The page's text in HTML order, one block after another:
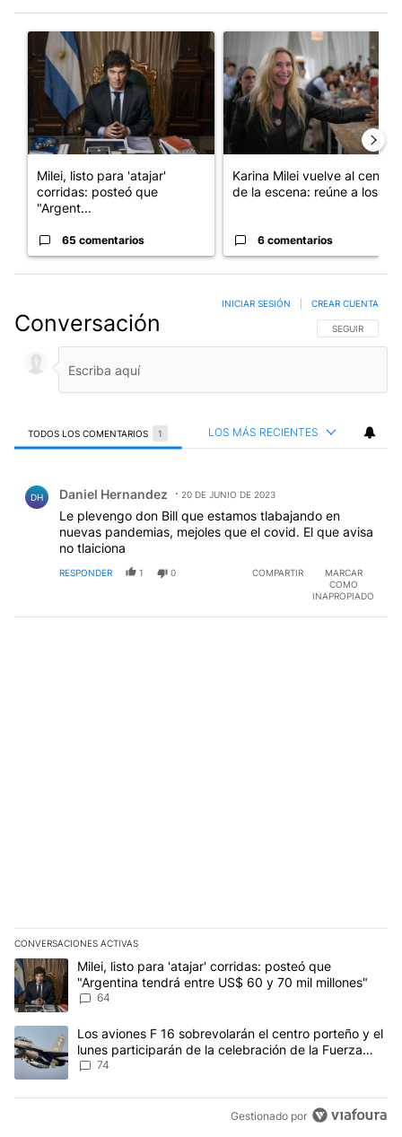
Un artículo de tendencia con el título "Milei, listo para 'atajar'
Milei, listo para 'atajar'
corridas: posteó que
"Argent...
65 comentarios
Un artículo de tendencia
Karina Milei vuelve al centro
de la escena: reúne a los...
6 comentarios
Conversación SIGA ESTA
SEGUIR
INICIAR SESIÓN CREAR CUENTA
TODOS LOS COMENTARIOS 1 LOS MÁS RECIENTES
DH Daniel Hernandez 20 DE JUNIO DE 2023
Le plevengo don Bill que estamos tlabajando en
nuevas pandemias, mejoles que el covid. El que avisa
no tlaiciona
RESPONDER 1 0 COMPARTIR
MARCAR
COMO
INAPROPIADO
CONVERSACIONES ACTIVAS
Este listado muestra los artículos con más comentarios en los
Un artículo de tendencia con el título "Milei, listo para 'atajar'
Milei, listo para 'atajar' corridas: posteó que
"Argentina tendrá entre US$ 60 y 70 mil millones"
64
Un artículo de tendencia con el título "Los aviones F 16
Los aviones F 16 sobrevolarán el centro porteño y el
lunes participarán de la celebración de la Fuerza
Aérea
74
Gestionado por